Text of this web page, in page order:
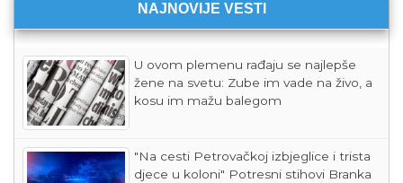
NAJNOVIJE VESTI
U ovom plemenu rađaju se najlepše
žene na svetu: Zube im vade na živo, a
kosu im mažu balegom
"Na cesti Petrovačkoj izbjeglice i trista
djece u koloni" Potresni stihovi Branka